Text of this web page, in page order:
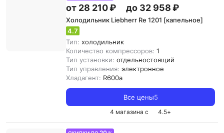
от 28 210 ₽ до 32 958 ₽
Холодильник Liebherr Re 1201 [капельное]
4.7
Тип: холодильник
Количество компрессоров: 1
Тип установки: отдельностоящий
Тип управления: электронное
Хладагент: R600a
Все цены5
4 магазина с 4.5+